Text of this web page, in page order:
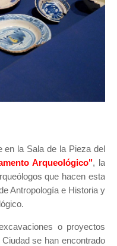
en la Sala de la Pieza del
Arqueológico", la
que hacen esta
Antropología e Historia y
o proyectos
se han encontrado